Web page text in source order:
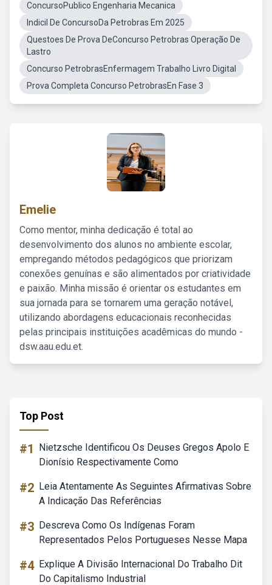
ConcursoPublico Engenharia Mecanica
Indicil De ConcursoDa Petrobras Em 2025
Questoes De Prova DeConcurso Petrobras Operação De
Lastro
Concurso PetrobrasEnfermagem Trabalho Livro Digital
Prova Completa Concurso PetrobrasEn Fase 3
Emelie
Como mentor, minha dedicação é total ao
desenvolvimento dos alunos no ambiente escolar,
empregando métodos pedagógicos que priorizam
conexões genuínas e são alimentados por criatividade
e paixão. Minha missão é orientar os estudantes em
sua jornada para se tornarem uma geração notável,
utilizando abordagens educacionais reconhecidas
pelas principais instituições acadêmicas do mundo -
dsw.aau.edu.et.
Top Post
#1
Nietzsche Identificou Os Deuses Gregos Apolo E
Dionísio Respectivamente Como
#2 Leia Atentamente As Seguintes Afirmativas Sobre
A Indicação Das Referências
#3 Descreva Como Os Indígenas Foram
Representados Pelos Portugueses Nesse Mapa
#4 Explique A Divisão Internacional Do Trabalho Dit
Do Capitalismo Industrial